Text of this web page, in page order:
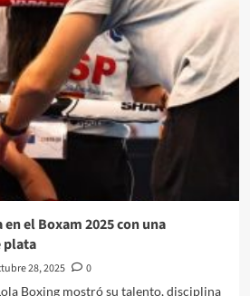
el Boxam 2025 con una
plata
28, 2025
0
Boxing mostró su talento, disciplina